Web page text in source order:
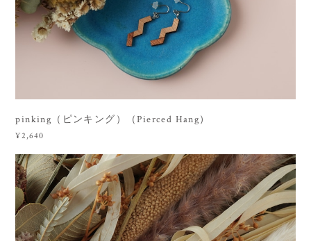
pinking（ピンキング）（Pierced Hang）
¥2,640